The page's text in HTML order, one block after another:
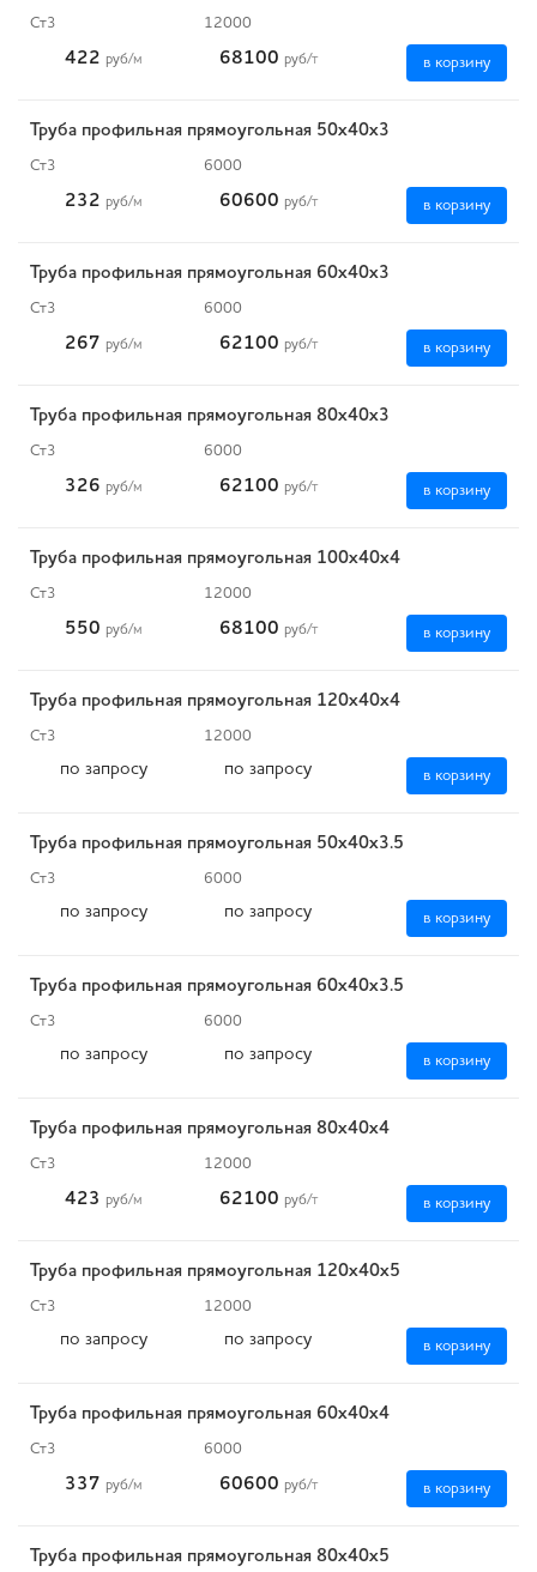
Ст3 12000
422 руб/м 68100 руб/т в корзину
Труба профильная прямоугольная 50х40х3
Ст3 6000
232 руб/м 60600 руб/т в корзину
Труба профильная прямоугольная 60х40х3
Ст3 6000
267 руб/м 62100 руб/т в корзину
Труба профильная прямоугольная 80х40х3
Ст3 6000
326 руб/м 62100 руб/т в корзину
Труба профильная прямоугольная 100х40х4
Ст3 12000
550 руб/м 68100 руб/т в корзину
Труба профильная прямоугольная 120х40х4
Ст3 12000
по запросу по запросу в корзину
Труба профильная прямоугольная 50х40х3.5
Ст3 6000
по запросу по запросу в корзину
Труба профильная прямоугольная 60х40х3.5
Ст3 6000
по запросу по запросу в корзину
Труба профильная прямоугольная 80х40х4
Ст3 12000
423 руб/м 62100 руб/т в корзину
Труба профильная прямоугольная 120х40х5
Ст3 12000
по запросу по запросу в корзину
Труба профильная прямоугольная 60х40х4
Ст3 6000
337 руб/м 60600 руб/т в корзину
Труба профильная прямоугольная 80х40х5